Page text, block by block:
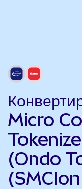
Micro
(Ondo